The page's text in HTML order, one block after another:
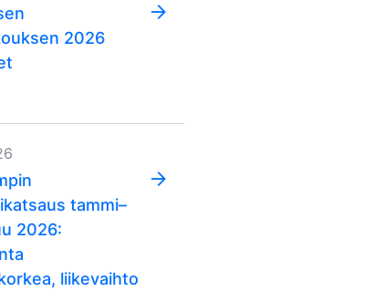
2026
tammi–
2026:
liikevaihto